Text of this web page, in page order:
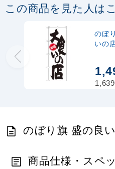
この商品を見た人は
のぼ
いの
のぼり旗 盛の良
商品仕様・スペ